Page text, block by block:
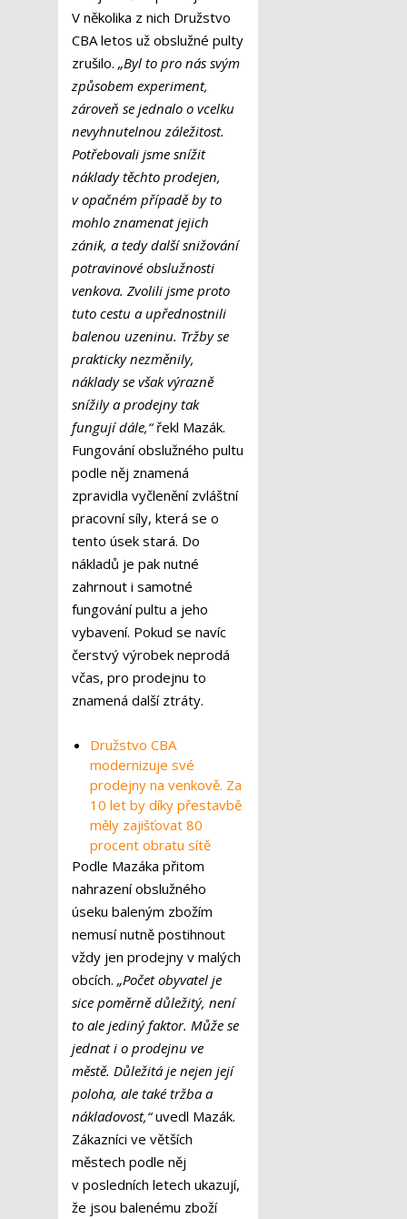
V několika z nich Družstvo
CBA letos už obslužné pulty
zrušilo. „Byl to pro nás svým
způsobem experiment,
zároveň se jednalo o vcelku
nevyhnutelnou záležitost.
Potřebovali jsme snížit
náklady těchto prodejen,
v opačném případě by to
mohlo znamenat jejich
zánik, a tedy další snižování
potravinové obslužnosti
venkova. Zvolili jsme proto
tuto cestu a upřednostnili
balenou uzeninu. Tržby se
prakticky nezměnily,
náklady se však výrazně
snížily a prodejny tak
fungují dále,“řekl Mazák.
Fungování obslužného pultu
podle něj znamená
zpravidla vyčlenění zvláštní
pracovní síly, která se o
tento úsek stará. Do
nákladů je pak nutné
zahrnout i samotné
fungování pultu a jeho
vybavení. Pokud se navíc
čerstvý výrobek neprodá
včas, pro prodejnu to
znamená další ztráty.
Družstvo CBA
modernizuje své
prodejny na venkově. Za
10 let by díky přestavbě
měly zajišťovat 80
procent obratu sítě
Podle Mazáka přitom
nahrazení obslužného
úseku baleným zbožím
nemusí nutně postihnout
vždy jen prodejny v malých
obcích. „Počet obyvatel je
sice poměrně důležitý, není
to ale jediný faktor. Může se
jednat i o prodejnu ve
městě. Důležitá je nejen její
poloha, ale také tržba a
nákladovost,“uvedl Mazák.
Zákazníci ve větších
městech podle něj
v posledních letech ukazují,
že jsou balenému zboží